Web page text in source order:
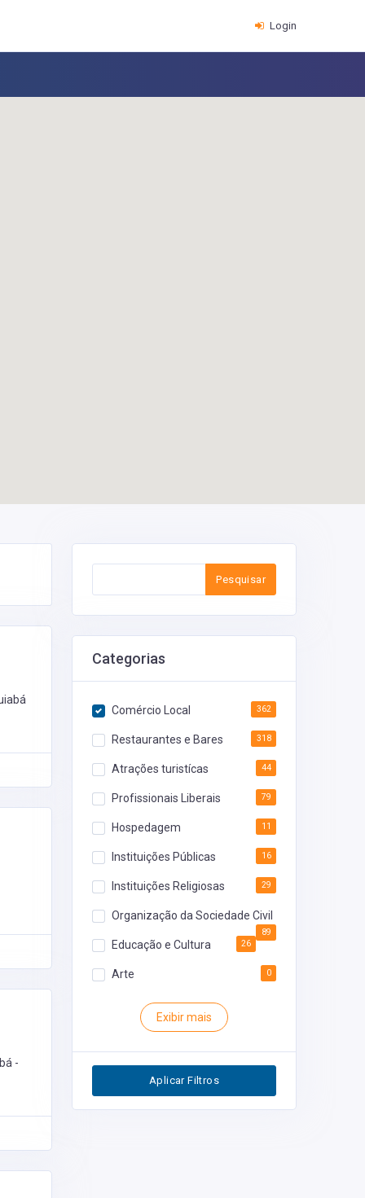
Login
-
Pesquisar
Categorias
Comércio Local 362
Restaurantes e Bares 318
Atrações turistícas 44
Profissionais Liberais 79
Hospedagem 11
Instituições Públicas 16
Instituições Religiosas 29
Organização da Sociedade Civil
89
Educação e Cultura 26
Arte 0
Rodoviária
Inventário
Exibir mais
Aplicar Filtros